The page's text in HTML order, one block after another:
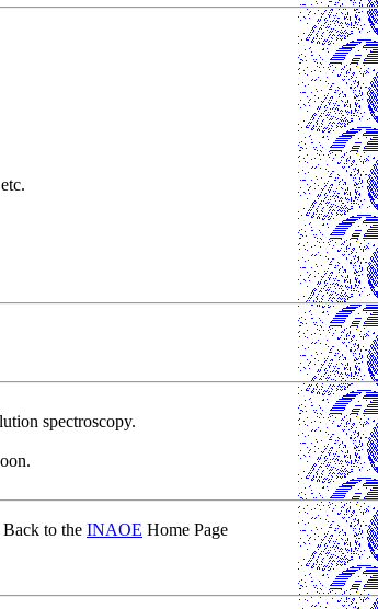
spectroscopy.
Back to the INAOE Home Page